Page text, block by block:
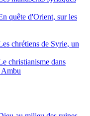
quête d'Orient, sur les
chrétiens de Syrie, un
christianisme dans